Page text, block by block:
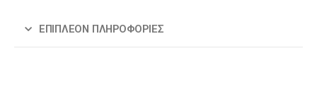
ΕΠΙΠΛΈΟΝ ΠΛΗΡΟΦΟΡΊΕΣ